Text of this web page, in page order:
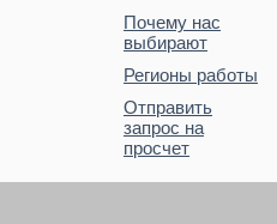
Почему нас
выбирают
Регионы работы
Отправить
запрос на
просчет